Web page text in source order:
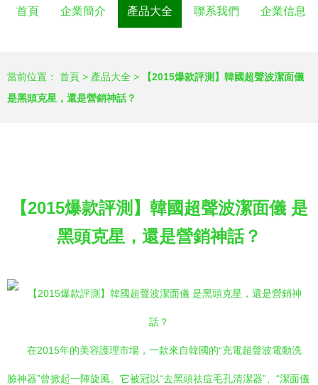
首頁 企業簡介 產品大全 聯系我們 企業信息
當前位置： 首頁 > 產品大全 >
【2015爆款評測】韓國超聲波潔面儀
是黑頭克星，還是營銷神話？
【2015爆款評測】韓國超聲波潔面儀 是
黑頭克星，還是營銷神話？
在2015年的美容護理市場，一款來自韓國的“充電超聲波電動洗
臉神器”曾掀起一陣旋風。它被冠以“去黑頭祛痘毛孔清潔器”、“潔面儀